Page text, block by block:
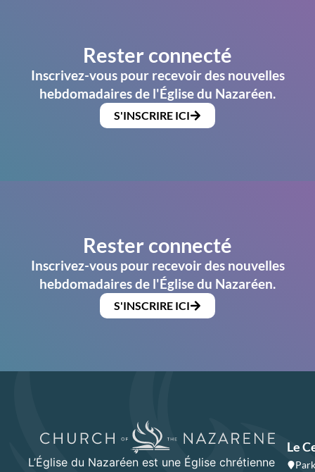
Rester connecté
Inscrivez-vous pour recevoir des nouvelles
hebdomadaires de l'Église du Nazaréen.
S'INSCRIRE ICI
Rester connecté
Inscrivez-vous pour recevoir des nouvelles
hebdomadaires de l'Église du Nazaréen.
S'INSCRIRE ICI
L’Église du Nazaréen est une Église chrétienne
Le